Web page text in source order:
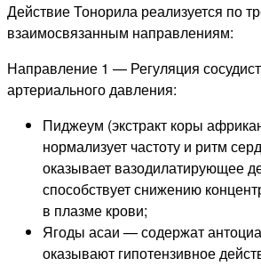
Действие Тонорила реализуется по
взаимосвязанным направлениям:
Направление 1 — Регуляция
артериального давления:
Пиджеум (экстракт коры
нормализует частоту и ритм
оказывает вазодилатирующее
способствует снижению
в плазме крови;
Ягоды асаи — содержат
оказывают гипотензивное